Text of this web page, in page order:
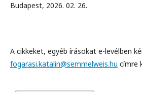
Budapest, 2026. 02. 26.
A cikkeket, egyéb írásokat e-levélben
fogarasi.katalin@semmelweis.hu címre